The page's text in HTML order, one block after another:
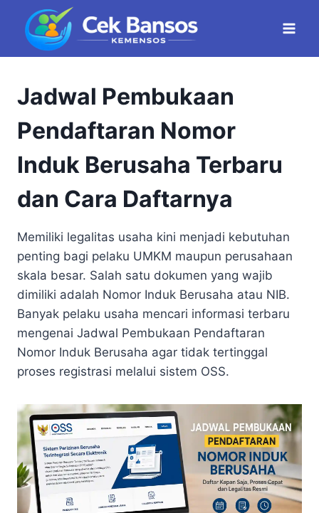
content
Jadwal Pembukaan
Pendaftaran Nomor
Induk Berusaha Terbaru
dan Cara Daftarnya
Memiliki legalitas usaha kini menjadi kebutuhan
penting bagi pelaku UMKM maupun perusahaan
skala besar. Salah satu dokumen yang wajib
dimiliki adalah Nomor Induk Berusaha atau NIB.
Banyak pelaku usaha mencari informasi terbaru
mengenai Jadwal Pembukaan Pendaftaran
Nomor Induk Berusaha agar tidak tertinggal
proses registrasi melalui sistem OSS.